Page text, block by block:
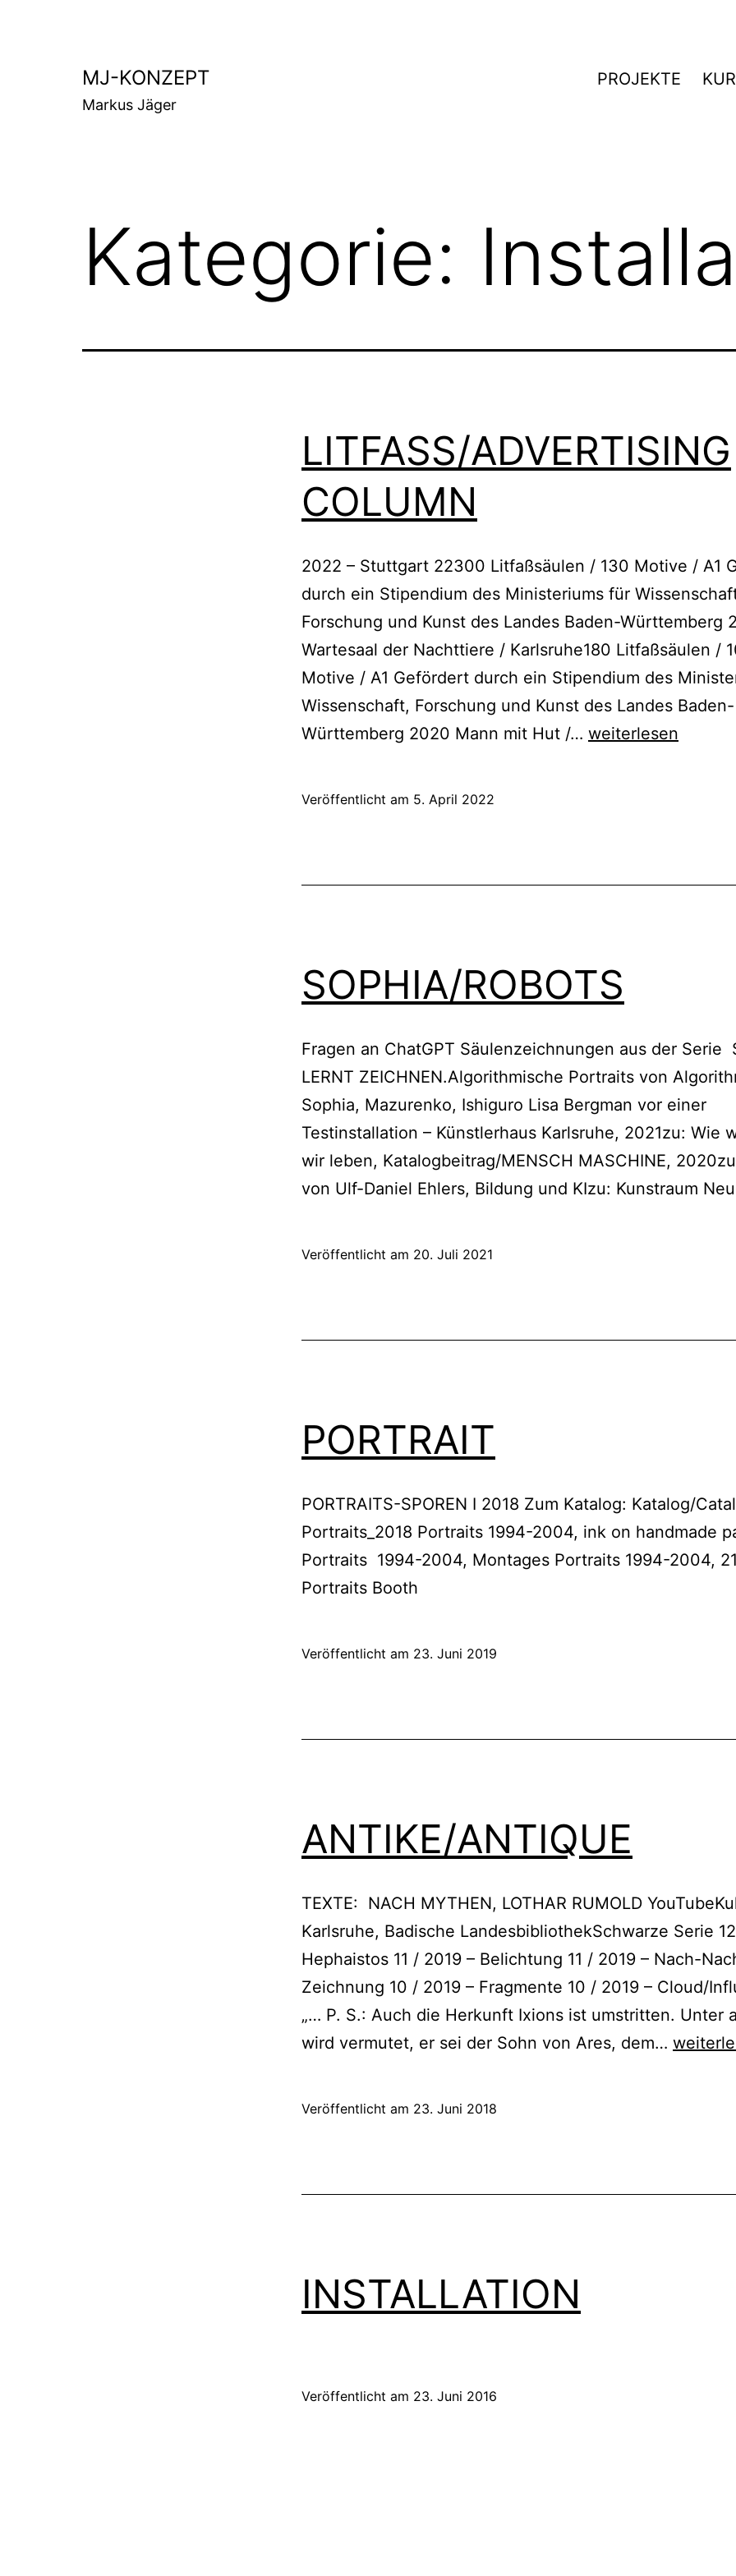
MJ-KONZEPT
Markus Jäger
PROJEKTE
Kategorie:
LITFASS/ADVERTISING
COLUMN
2022 – Stuttgart 22300 Litfaßsäulen / 130 Motive / A1
durch ein Stipendium des Ministeriums für
Forschung und Kunst des Landes Baden-Württemberg
Wartesaal der Nachttiere / Karlsruhe180 Litfaßsäulen /
Motive / A1 Gefördert durch ein Stipendium des
Wissenschaft, Forschung und Kunst des Landes Baden-
Württemberg 2020 Mann mit Hut /… LITFASS/
weiterlesen
Veröffentlicht am 5. April 2022
SOPHIA/ROBOTS
Fragen an ChatGPT Säulenzeichnungen aus der Serie
LERNT ZEICHNEN.Algorithmische Portraits von
Sophia, Mazurenko, Ishiguro Lisa Bergman vor einer
Testinstallation – Künstlerhaus Karlsruhe, 2021zu: Wie
wir leben, Katalogbeitrag/MENSCH MASCHINE,
von Ulf-Daniel Ehlers, Bildung und KIzu: Kunstraum
Veröffentlicht am 20. Juli 2021
PORTRAIT
PORTRAITS-SPOREN I 2018 Zum Katalog: Katalog/
Portraits_2018 Portraits 1994-2004, ink on handmade
Portraits 1994-2004, Montages Portraits 1994-2004,
Portraits Booth
Veröffentlicht am 23. Juni 2019
ANTIKE/ANTIQUE
TEXTE: NACH MYTHEN, LOTHAR RUMOLD
Karlsruhe, Badische LandesbibliothekSchwarze Serie
Hephaistos 11 / 2019 – Belichtung 11 / 2019 – Nach-
Zeichnung 10 / 2019 – Fragmente 10 / 2019 – Cloud/
„… P. S.: Auch die Herkunft Ixions ist umstritten. Unter
wird vermutet, er sei der Sohn von Ares, dem…
Veröffentlicht am 23. Juni 2018
INSTALLATION
Veröffentlicht am 23. Juni 2016